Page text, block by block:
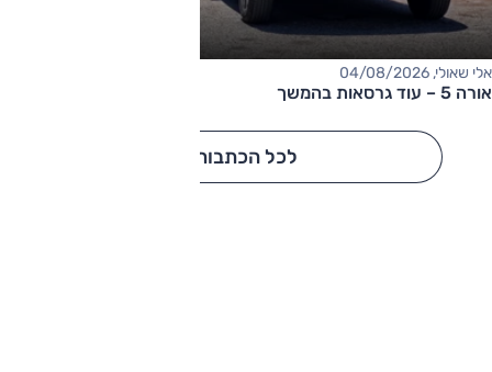
אלי שאולי, 04/08/2026
אורה 5 – עוד גרסאות בהמשך
לכל הכתבות